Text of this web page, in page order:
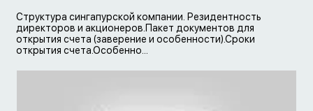
Структура сингапурской компании. Резидентность
директоров и акционеров.Пакет документов для
открытия счета (заверение и особенности).Сроки
открытия счета.Особенно...